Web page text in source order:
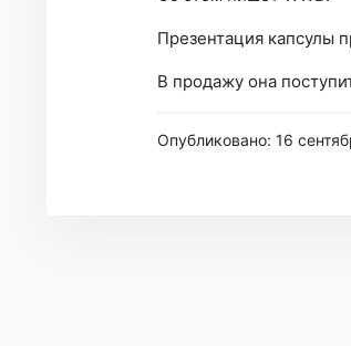
Презентация капсулы
В продажу она
Опубликовано: 16